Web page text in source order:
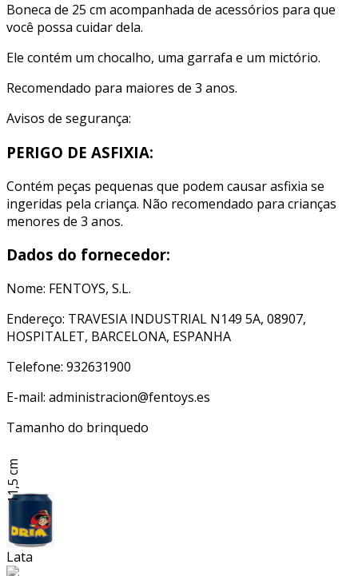
Boneca de 25 cm acompanhada de acessórios para que
você possa cuidar dela.
Ele contém um chocalho, uma garrafa e um mictório.
Recomendado para maiores de 3 anos.
Avisos de segurança:
PERIGO DE ASFIXIA:
Contém peças pequenas que podem causar asfixia se
ingeridas pela criança. Não recomendado para crianças
menores de 3 anos.
Dados do fornecedor:
Nome: FENTOYS, S.L.
Endereço: TRAVESIA INDUSTRIAL N149 5A, 08907,
HOSPITALET, BARCELONA, ESPANHA
Telefone: 932631900
E-mail: administracion@fentoys.es
Tamanho do brinquedo
11,5 cm
Lata